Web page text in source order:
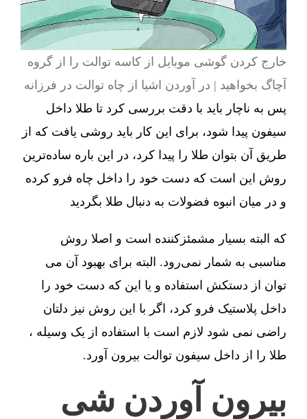
خارج کردن گوشی موبایل از کاسه توالت را از گروه
آچاگ بخواهید | در آوردن اشیا از چاه توالت در فرزانه
پس به ناچار باید با دقت بررسی کرد تا طلا داخل
سیفون پیدا شود، برای این کار باید روشی یافت که از
طریق آن بتوان طلا را پیدا کرد، در این باره ساده‌ترین
روش این است که دست خود را داخل چاه فرو کرده
و در میان انبوه فضولات به دنبال طلا بگردید
که البته بسیار مشمئزکننده است و اصلا روش
مناسبی به شمار نمی‌رود. البته برای بهبود آن می
توان از دستکش استفاده و یا این که دست خود را
داخل پلاستیک فرو کرد، اگر با این روش نیز دلتان
راضی نمی شود لازم است با استفاده از یک وسیله ،
طلا را از داخل سیفون توالت بیرون آورد.
بیرون آوردن شی